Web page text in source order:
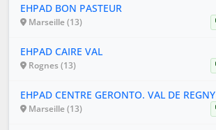
EHPAD BON PASTEUR
Marseille (13)
EHPAD CAIRE VAL
Rognes (13)
EHPAD CENTRE GERONTO. VAL DE REGNY
Marseille (13)